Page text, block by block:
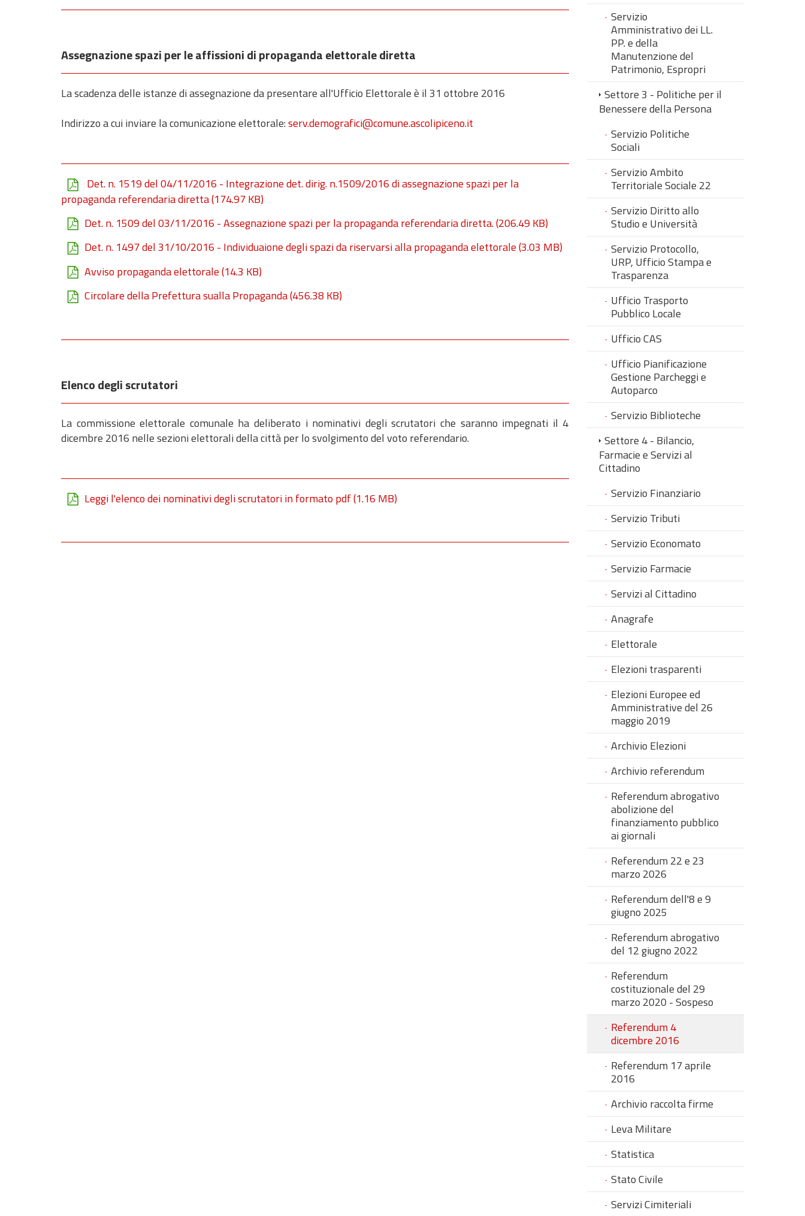
Assegnazione spazi per le affissioni di propaganda elettorale diretta
La scadenza delle istanze di assegnazione da presentare all'Ufficio Elettorale è il 31 ottobre 2016
Indirizzo a cui inviare la comunicazione elettorale:serv.demografici@comune.ascolipiceno.it
Det. n. 1519 del 04/11/2016 - Integrazione det. dirig. n.1509/2016 di assegnazione spazi per la
propaganda referendaria diretta(174.97 KB)
Det. n. 1509 del 03/11/2016 - Assegnazione spazi per la propaganda referendaria diretta.(206.49 KB)
Det. n. 1497 del 31/10/2016 - Individuaione degli spazi da riservarsi alla propaganda elettorale(3.03 MB)
Avviso propaganda elettorale(14.3 KB)
Circolare della Prefettura sualla Propaganda(456.38 KB)
Elenco degli scrutatori
La commissione elettorale comunale ha deliberato i nominativi degli scrutatori che saranno impegnati il 4
dicembre 2016 nelle sezioni elettorali della città per lo svolgimento del voto referendario.
Leggi l'elenco dei nominativi degli scrutatori in formato pdf(1.16 MB)
Servizio
Amministrativo dei LL.
PP. e della
Manutenzione del
Patrimonio, Espropri
Settore 3 - Politiche per il
Benessere della Persona
Servizio Politiche
Sociali
Servizio Ambito
Territoriale Sociale 22
Servizio Diritto allo
Studio e Università
Servizio Protocollo,
URP, Ufficio Stampa e
Trasparenza
Ufficio Trasporto
Pubblico Locale
Ufficio CAS
Ufficio Pianificazione
Gestione Parcheggi e
Autoparco
Servizio Biblioteche
Settore 4 - Bilancio,
Farmacie e Servizi al
Cittadino
Servizio Finanziario
Servizio Tributi
Servizio Economato
Servizio Farmacie
Servizi al Cittadino
Anagrafe
Elettorale
Elezioni trasparenti
Elezioni Europee ed
Amministrative del 26
maggio 2019
Archivio Elezioni
Archivio referendum
Referendum abrogativo
abolizione del
finanziamento pubblico
ai giornali
Referendum 22 e 23
marzo 2026
Referendum dell'8 e 9
giugno 2025
Referendum abrogativo
del 12 giugno 2022
Referendum
costituzionale del 29
marzo 2020 - Sospeso
Referendum 4
dicembre 2016
Referendum 17 aprile
2016
Archivio raccolta firme
Leva Militare
Statistica
Stato Civile
Servizi Cimiteriali